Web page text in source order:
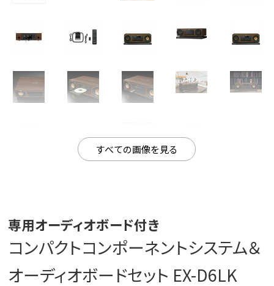
すべての画像を見る
専用オーディオボード付き
コンパクトコンポーネントシステム＆
オーディオボードセット EX-D6LK